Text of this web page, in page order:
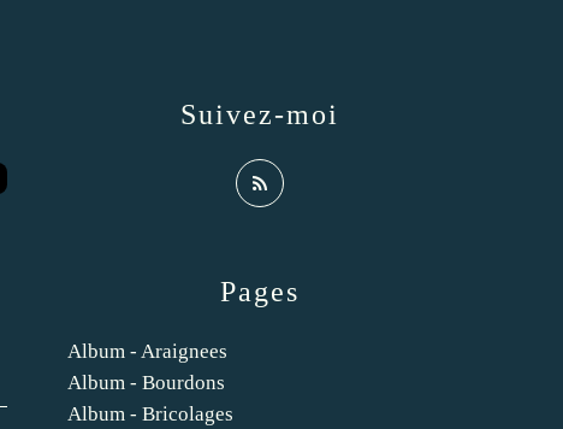
Pages
Album - Araignees
Album - Bourdons
Album - Bricolages
Suivez-moi